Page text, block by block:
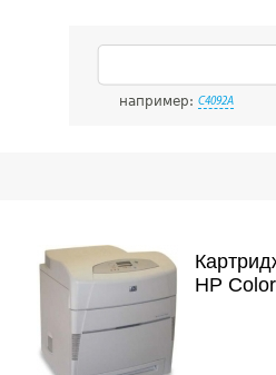
например: C4092A
HP